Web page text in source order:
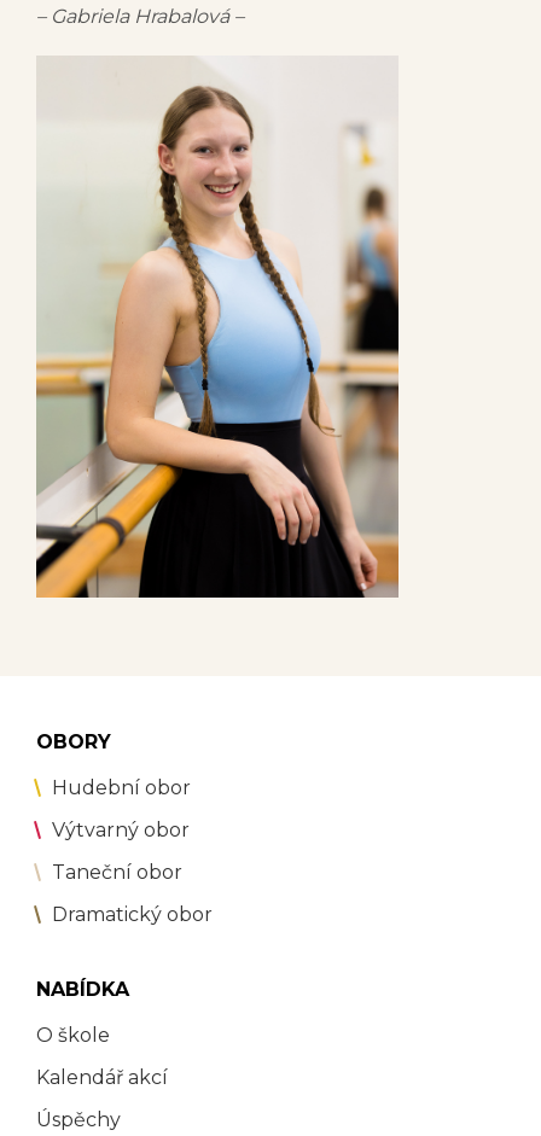
– Gabriela Hrabalová –
OBORY
Hudební obor
Výtvarný obor
Taneční obor
Dramatický obor
NABÍDKA
O škole
Kalendář akcí
Úspěchy